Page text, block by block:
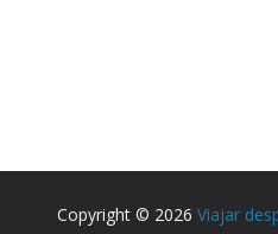
Copyright © 2026 Viajar